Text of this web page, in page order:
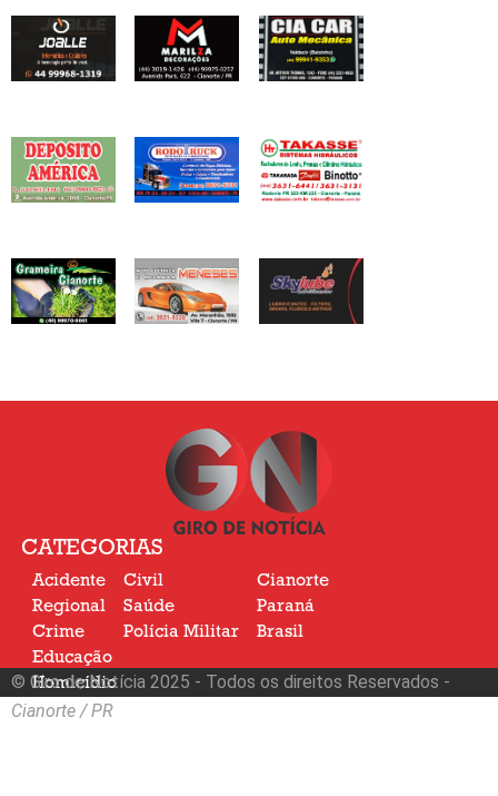
CATEGORIAS
Acidente
Regional
Crime
Civil
Saúde
Polícia Militar
Cianorte
Paraná
Brasil
Educação
Homicídio
Nacional
© Giro de Notícia 2025 - Todos os direitos Reservados -
Cianorte / PR